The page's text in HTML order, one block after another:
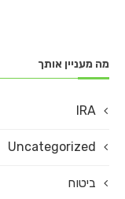
מה מעניין אותך
IRA
Uncategorized
ביטוח